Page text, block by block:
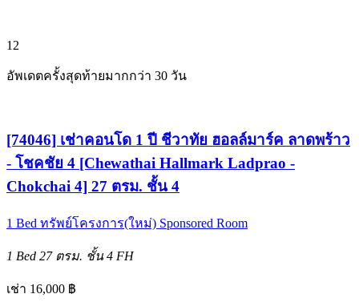
12
อัพเดตครั้งสุดท้ายมากกว่า 30 วัน
[74046] เช่าคอนโด 1 ปี ชีวาทัย ฮอลล์มาร์ค ลาดพร้าว
- โชคชัย 4 [Chewathai Hallmark Ladprao -
Chokchai 4] 27 ตรม. ชั้น 4
1 Bed ทรัพย์โครงการ(ใหม่) Sponsored Room
1 Bed 27 ตรม. ชั้น 4 FH
เช่า 16,000 ฿